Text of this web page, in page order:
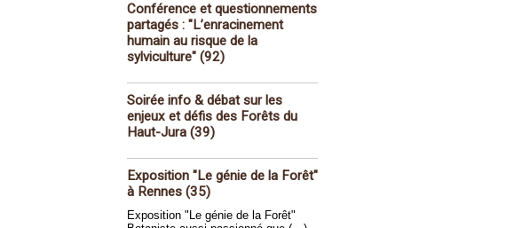
Conférence et questionnements
partagés : "L’enracinement
humain au risque de la
sylviculture" (92)
Soirée info & débat sur les
enjeux et défis des Forêts du
Haut-Jura (39)
Exposition "Le génie de la Forêt"
à Rennes (35)
Exposition "Le génie de la Forêt"